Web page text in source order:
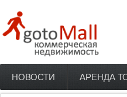
Главное меню
НОВОСТИ АРЕНДА